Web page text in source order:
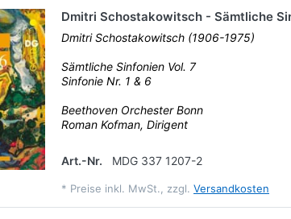
Dmitri Schostakowitsch - Sämtliche
Dmitri Schostakowitsch (1906-1975)
Sämtliche Sinfonien Vol. 7
Sinfonie Nr. 1 & 6
Beethoven Orchester Bonn
Roman Kofman, Dirigent
Art.-Nr. MDG 337 1207-2
* Preise inkl. MwSt., zzgl. Versandkosten